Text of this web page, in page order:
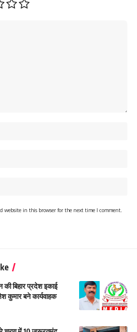
website in this browser for the next time I comment.
बिहार प्रदेश इकाई
कुमार बने कार्यवाहक